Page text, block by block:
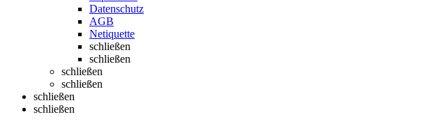
Datenschutz
AGB
Netiquette
schließen
schließen
schließen
schließen
schließen
schließen